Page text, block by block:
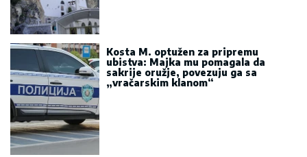
Kosta M. optužen za pripremu
ubistva: Majka mu pomagala da
sakrije oružje, povezuju ga sa
„vračarskim klanom“